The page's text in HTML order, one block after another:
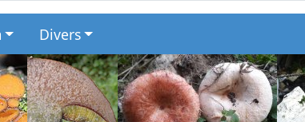
Divers